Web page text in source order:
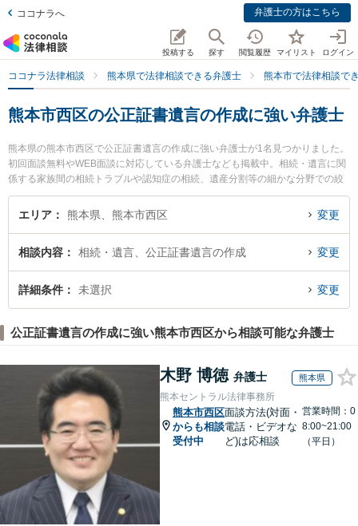
ココナラへ 弁護士の方はこちら
投稿する 探す 閲覧履歴 マイリスト ログイン
ココナラ法律相談 熊本県で法律相談できる弁護士 熊本市で法律相談で
熊本市西区の公正証書遺言の作成に強い弁護士
熊本県の熊本市西区で公正証書遺言の作成に強い弁護士が1名見つかりました。
初回面談無料やWEB面談に対応している弁護士なども掲載中。相続・遺言に関
係する家族間の相続トラブルや認知症の相続、遺産分割等の細かな分野での絞
り込み検索もでき便利です。特に弁護士法人田中ひろし法律事務所の田中 裕司
弁護士のプロフィール情報や弁護士費用、強みなどが注目されています。『熊
弁護士を検索したい』『初回相談無料で公正証書遺言の作成を法律相談できる
熊本市西区内の弁護士に相談予約したい』などでお困りの相談者さんにおすす
めです。
エリア 熊本県、熊本市西区 変更
相談内容 相続・遺言、公正証書遺言の作成 変更
詳細条件 未選択 変更
公正証書遺言の作成に強い熊本市西区から相談可能な弁護士
木野 博徳 弁護士 熊本県
熊本セントラル法律事務所
熊本市西区
からも相談
受付中
面談方法(対面・
電話・ビデオな
ど)は応相談
営業時間：0
8:00~21:00
（平日）